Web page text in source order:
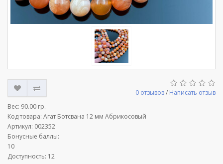
0 отзывов/ Написать отзыв
Вес: 90.00 гр.
Код товара: Агат Ботсвана 12 мм Абрикосовый
Артикул: 002352
Бонусные баллы:
10
Доступность: 12